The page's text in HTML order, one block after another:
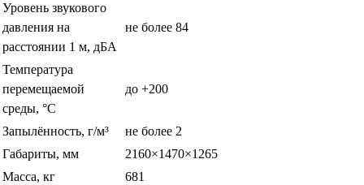
Уровень звукового
давления на
расстоянии 1 м, дБА
не более 84
Температура
перемещаемой
среды, °С
до +200
Запылённость, г/м³
не более 2
Габариты, мм
2160×1470×1265
Масса, кг
681